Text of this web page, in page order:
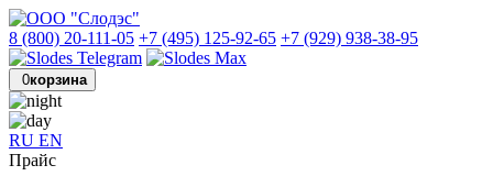
8 (800) 20-111-05 +7 (495) 125-92-65 +7 (929) 938-38-95
0корзина
RU EN
Прайс